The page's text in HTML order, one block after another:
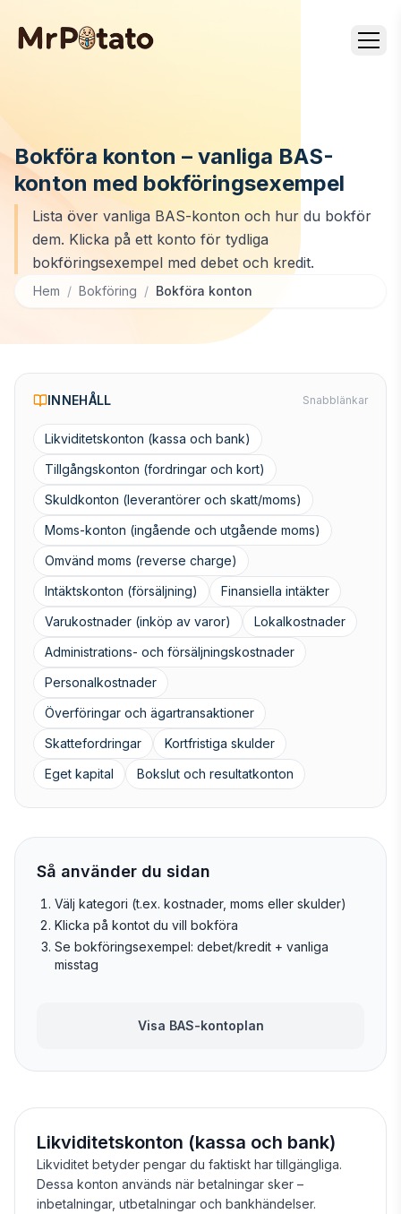
Bokföra konton – vanliga BAS-
konton med bokföringsexempel
Lista över vanliga BAS-konton och hur du bokför
dem. Klicka på ett konto för tydliga
bokföringsexempel med debet och kredit.
Hem / Bokföring / Bokföra konton
INNEHÅLL Snabblänkar
Likviditetskonton (kassa och bank)
Tillgångskonton (fordringar och kort)
Skuldkonton (leverantörer och skatt/moms)
Moms-konton (ingående och utgående moms)
Omvänd moms (reverse charge)
Intäktskonton (försäljning)
Finansiella intäkter
Varukostnader (inköp av varor)
Lokalkostnader
Administrations- och försäljningskostnader
Personalkostnader
Överföringar och ägartransaktioner
Skattefordringar
Kortfristiga skulder
Eget kapital
Bokslut och resultatkonton
Så använder du sidan
Välj kategori (t.ex. kostnader, moms eller skulder)
Klicka på kontot du vill bokföra
Se bokföringsexempel: debet/kredit + vanliga
misstag
Visa BAS-kontoplan
Likviditetskonton (kassa och bank)
Likviditet betyder pengar du faktiskt har tillgängliga.
Dessa konton används när betalningar sker –
inbetalningar, utbetalningar och bankhändelser.